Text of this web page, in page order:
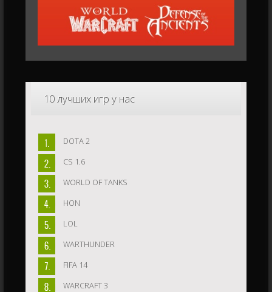
10лучших игр у нас
DOTA 2
CS 1.6
WORLD OF TANKS
HON
LOL
WARTHUNDER
FIFA 14
WARCRAFT 3